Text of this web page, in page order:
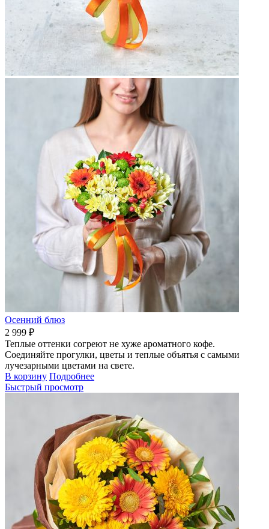
Осенний блюз
2 999 ₽
Теплые оттенки согреют не хуже ароматного кофе.
Соединяйте прогулки, цветы и теплые объятья с самыми
лучезарными цветами на свете.
В корзину Подробнее
Быстрый просмотр